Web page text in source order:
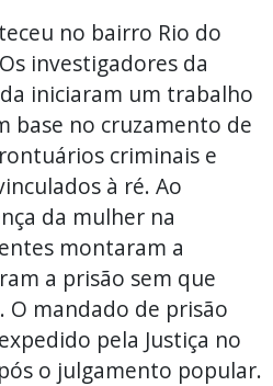
no bairro Rio do
investigadores da
iniciaram um trabalho
base no cruzamento de
criminais e
à ré. Ao
da mulher na
montaram a
a prisão sem que
O mandado de prisão
pela Justiça no
o julgamento popular.